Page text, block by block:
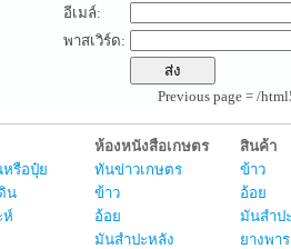
อีเมล์:
พาสเวิร์ด:
Previous page = /
รือปุ๋ย
น
ห์
ห้องหนังสือเกษตร
ทันข่าวเกษตร
ข้าว
อ้อย
มันสำปะหลัง
สินค้า
ข้าว
อ้อย
มันสำป
ยางพา